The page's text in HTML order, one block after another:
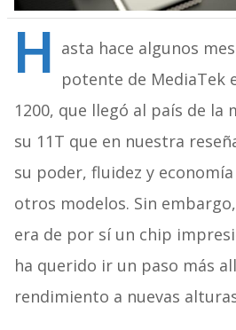
H asta hace algunos
potente de MediaTek
1200, que llegó al país de la
su 11T que en nuestra
su poder, fluidez y
otros modelos. Sin
era de por sí un chip
ha querido ir un paso más
rendimiento a nuevas